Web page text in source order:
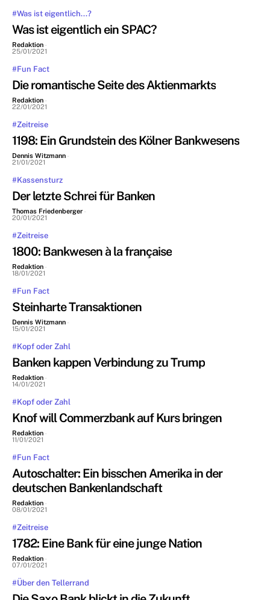
#Was ist eigentlich...?
Was ist eigentlich ein SPAC?
Redaktion -
25/01/2021
#Fun Fact
Die romantische Seite des Aktienmarkts
Redaktion -
22/01/2021
#Zeitreise
1198: Ein Grundstein des Kölner Bankwesens
Dennis Witzmann -
21/01/2021
#Kassensturz
Der letzte Schrei für Banken
Thomas Friedenberger -
20/01/2021
#Zeitreise
1800: Bankwesen à la française
Redaktion -
18/01/2021
#Fun Fact
Steinharte Transaktionen
Dennis Witzmann -
15/01/2021
#Kopf oder Zahl
Banken kappen Verbindung zu Trump
Redaktion -
14/01/2021
#Kopf oder Zahl
Knof will Commerzbank auf Kurs bringen
Redaktion -
11/01/2021
#Fun Fact
Autoschalter: Ein bisschen Amerika in der
deutschen Bankenlandschaft
Redaktion -
08/01/2021
#Zeitreise
1782: Eine Bank für eine junge Nation
Redaktion -
07/01/2021
#Über den Tellerrand